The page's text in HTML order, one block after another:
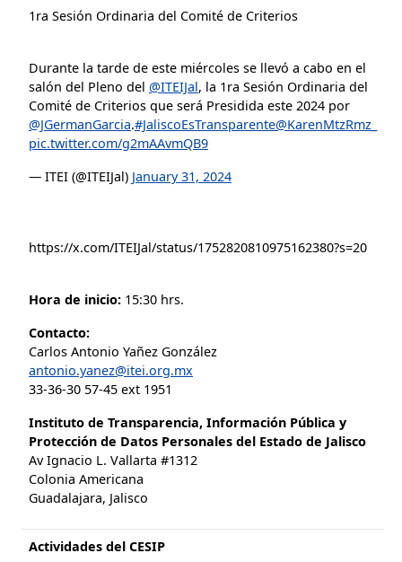
1ra Sesión Ordinaria del Comité de Criterios
Durante la tarde de este miércoles se llevó a cabo en el
salón del Pleno del @ITEIJal, la 1ra Sesión Ordinaria del
Comité de Criterios que será Presidida este 2024 por
@JGermanGarcia.#JaliscoEsTransparente@KarenMtzRmz_
pic.twitter.com/g2mAAvmQB9
— ITEI (@ITEIJal) January 31, 2024
https://x.com/ITEIJal/status/1752820810975162380?s=20
Hora de inicio: 15:30 hrs.
Contacto:
Carlos Antonio Yañez González
antonio.yanez@itei.org.mx
33-36-30 57-45 ext 1951
Instituto de Transparencia, Información Pública y
Protección de Datos Personales del Estado de Jalisco
Av Ignacio L. Vallarta #1312
Colonia Americana
Guadalajara, Jalisco
Actividades del CESIP